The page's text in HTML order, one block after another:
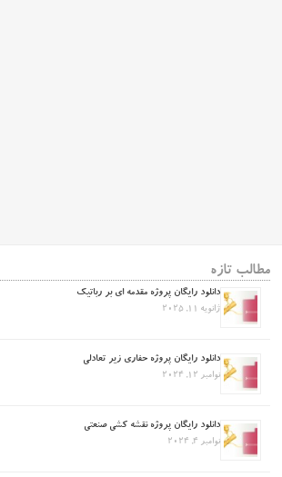
مطالب تازه
دانلود رایگان پروژه مقدمه ای بر رباتیک
ژانویه 11, 2025
دانلود رایگان پروژه حفاری زیر تعادلی
نوامبر 12, 2024
دانلود رایگان پروژه نقشه کشی صنعتی
نوامبر 4, 2024